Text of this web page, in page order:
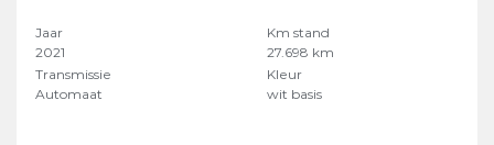
Jaar
2021
Km stand
27.698 km
Transmissie
Automaat
Kleur
wit basis